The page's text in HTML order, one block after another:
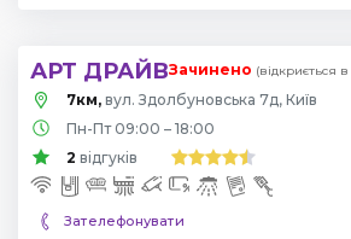
АРТ ДРАЙВЗачинено (відкриється в
7км, вул. Здолбуновська 7д, Київ
Пн-Пт 09:00 – 18:00
2 відгуків
Зателефонувати